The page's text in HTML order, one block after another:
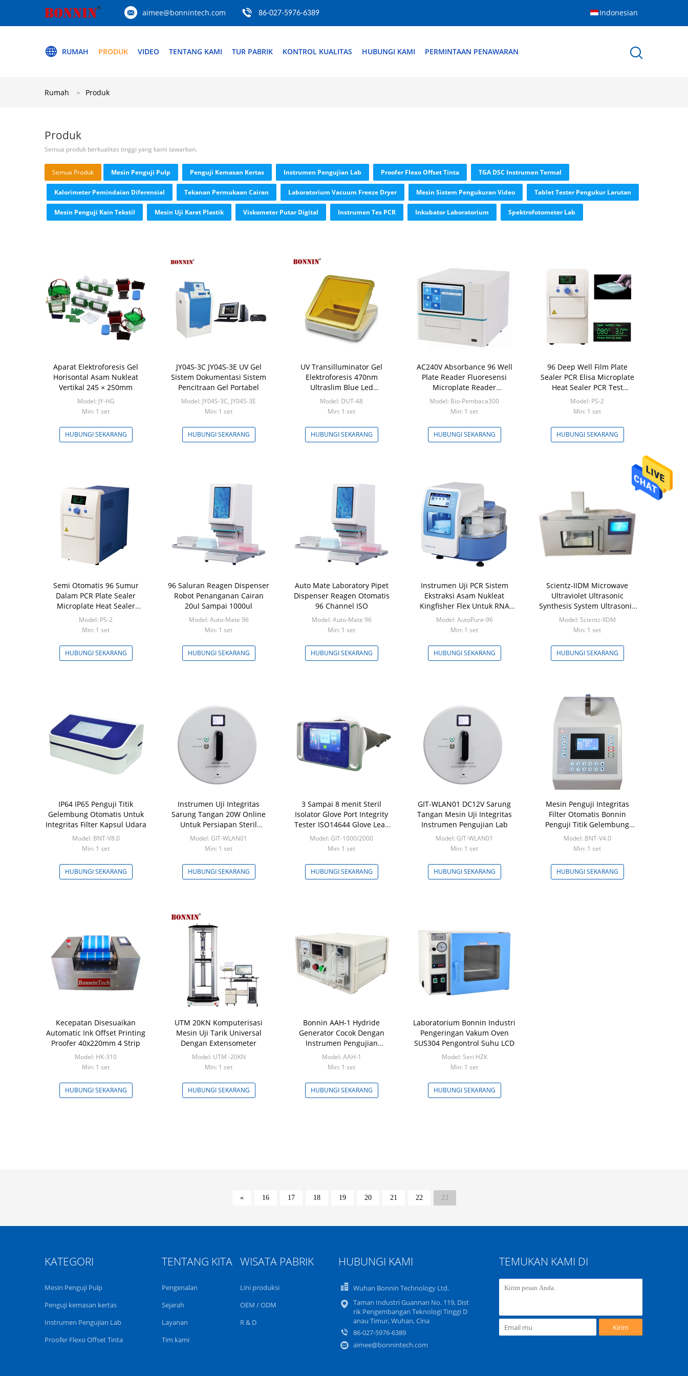
aimee@bonnintech.com 86-027-5976-6389 Indonesian
RUMAH PRODUK VIDEO TENTANG KAMI TUR PABRIK KONTROL KUALITAS HUBUNGI KAMI PERMINTAAN PENAWARAN
Rumah Produk
Produk
Semua produk berkualitas tinggi yang kami tawarkan.
Semua Produk Mesin Penguji Pulp Penguji Kemasan Kertas Instrumen Pengujian Lab Proofer Flexo Offset Tinta TGA DSC Instrumen Termal
Kalorimeter Pemindaian Diferensial Tekanan Permukaan Cairan Laboratorium Vacuum Freeze Dryer Mesin Sistem Pengukuran Video Tablet Tester Pengukur Larutan
Mesin Penguji Kain Tekstil Mesin Uji Karet Plastik Viskometer Putar Digital Instrumen Tes PCR Inkubator Laboratorium Spektrofotometer Lab
Aparat Elektroforesis Gel
Horisontal Asam Nukleat
Vertikal 245 × 250mm
Model: JY-HG
Min: 1 set
HUBUNGI SEKARANG
JY04S-3C JY04S-3E UV Gel
Sistem Dokumentasi Sistem
Pencitraan Gel Portabel
Model: JY04S-3C, JY04S-3E
Min: 1 set
HUBUNGI SEKARANG
UV Transilluminator Gel
Elektroforesis 470nm
Ultraslim Blue Led
Illuminator
Model: DUT-48
Min: 1 set
HUBUNGI SEKARANG
AC240V Absorbance 96 Well
Plate Reader Fluoresensi
Microplate Reader
Serbaguna ISO
Model: Bio-Pembaca300
Min: 1 set
HUBUNGI SEKARANG
96 Deep Well Film Plate
Sealer PCR Elisa Microplate
Heat Sealer PCR Test
Instruments
Model: PS-2
Min: 1 set
HUBUNGI SEKARANG
Semi Otomatis 96 Sumur
Dalam PCR Plate Sealer
Microplate Heat Sealer
SealBio-2
Model: PS-2
Min: 1 set
HUBUNGI SEKARANG
96 Saluran Reagen Dispenser
Robot Penanganan Cairan
20ul Sampai 1000ul
Model: Auto-Mate 96
Min: 1 set
HUBUNGI SEKARANG
Auto Mate Laboratory Pipet
Dispenser Reagen Otomatis
96 Channel ISO
Model: Auto-Mate 96
Min: 1 set
HUBUNGI SEKARANG
Instrumen Uji PCR Sistem
Ekstraksi Asam Nukleat
Kingfisher Flex Untuk RNA
DNA
Model: AutoPure-96
Min: 1 set
HUBUNGI SEKARANG
Scientz-IIDM Microwave
Ultraviolet Ultrasonic
Synthesis System Ultrasonic
Microwave Extractor
Model: Scientz-IIDM
Min: 1 set
HUBUNGI SEKARANG
IP64 IP65 Penguji Titik
Gelembung Otomatis Untuk
Integritas Filter Kapsul Udara
Model: BNT-V8.0
Min: 1 set
HUBUNGI SEKARANG
Instrumen Uji Integritas
Sarung Tangan 20W Online
Untuk Persiapan Steril
Farmasi
Model: GIT-WLAN01
Min: 1 set
HUBUNGI SEKARANG
3 Sampai 8 menit Steril
Isolator Glove Port Integrity
Tester ISO14644 Glove Leak
Tester
Model: GIT-1000/2000
Min: 1 set
HUBUNGI SEKARANG
GIT-WLAN01 DC12V Sarung
Tangan Mesin Uji Integritas
Instrumen Pengujian Lab
Model: GIT-WLAN01
Min: 1 set
HUBUNGI SEKARANG
Mesin Penguji Integritas
Filter Otomatis Bonnin
Penguji Titik Gelembung
Filtrasi Udara 110W
Model: BNT-V4.0
Min: 1 set
HUBUNGI SEKARANG
Kecepatan Disesuaikan
Automatic Ink Offset Printing
Proofer 40x220mm 4 Strip
Model: HK-310
Min: 1 set
HUBUNGI SEKARANG
UTM 20KN Komputerisasi
Mesin Uji Tarik Universal
Dengan Extensometer
Model: UTM -20KN
Min: 1 set
HUBUNGI SEKARANG
Bonnin AAH-1 Hydride
Generator Cocok Dengan
Instrumen Pengujian
Laboratorium
Spektrofotometer Serapan
Model: AAH-1
Min: 1 set
HUBUNGI SEKARANG
Laboratorium Bonnin Industri
Pengeringan Vakum Oven
SUS304 Pengontrol Suhu LCD
Model: Seri HZK
Min: 1 set
HUBUNGI SEKARANG
« 16 17 18 19 20 21 22 23
KATEGORI
Mesin Penguji Pulp
Penguji kemasan kertas
Instrumen Pengujian Lab
Proofer Flexo Offset Tinta
TENTANG KITA
Pengenalan
Sejarah
Layanan
Tim kami
WISATA PABRIK
Lini produksi
OEM / ODM
R & D
HUBUNGI KAMI
Wuhan Bonnin Technology Ltd.
Taman Industri Guannan No. 119, Dist
rik Pengembangan Teknologi Tinggi D
anau Timur, Wuhan, Cina
86-027-5976-6389
aimee@bonnintech.com
TEMUKAN KAMI DI
Kirim